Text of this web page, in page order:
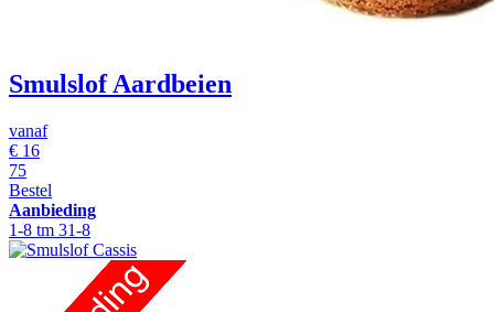
Smulslof Aardbeien
vanaf
€ 16
75
Bestel
Aanbieding
1-8 tm 31-8